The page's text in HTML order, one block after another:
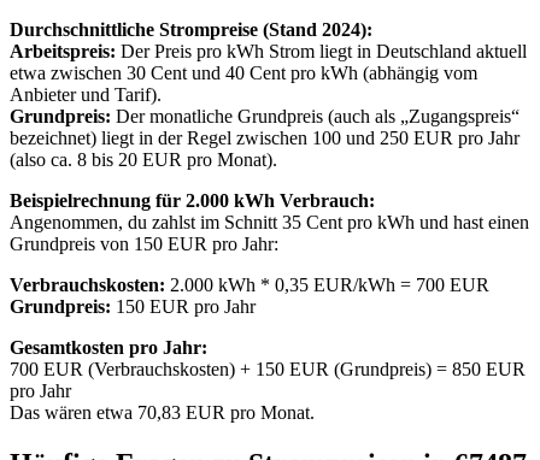
Durchschnittliche Strompreise (Stand 2024):
Arbeitspreis: Der Preis pro kWh Strom liegt in Deutschland aktuell
etwa zwischen 30 Cent und 40 Cent pro kWh (abhängig vom
Anbieter und Tarif).
Grundpreis: Der monatliche Grundpreis (auch als „Zugangspreis“
bezeichnet) liegt in der Regel zwischen 100 und 250 EUR pro Jahr
(also ca. 8 bis 20 EUR pro Monat).
Beispielrechnung für 2.000 kWh Verbrauch:
Angenommen, du zahlst im Schnitt 35 Cent pro kWh und hast einen
Grundpreis von 150 EUR pro Jahr:
Verbrauchskosten: 2.000 kWh * 0,35 EUR/kWh = 700 EUR
Grundpreis: 150 EUR pro Jahr
Gesamtkosten pro Jahr:
700 EUR (Verbrauchskosten) + 150 EUR (Grundpreis) = 850 EUR
pro Jahr
Das wären etwa 70,83 EUR pro Monat.